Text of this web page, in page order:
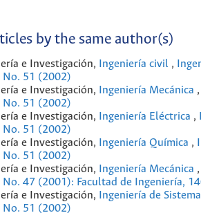
by the same author(s)
e Investigación, Ingeniería civil ,
No. 51 (2002)
e Investigación,
Ingeniería Mecánica
No. 51 (2002)
e Investigación,
Ingeniería Eléctrica ,
No. 51 (2002)
e Investigación,
Ingeniería Química ,
No. 51 (2002)
e Investigación,
Ingeniería Mecánica
No. 47 (2001): Facultad de Ingeniería,
e Investigación,
Ingeniería de
No. 51 (2002)